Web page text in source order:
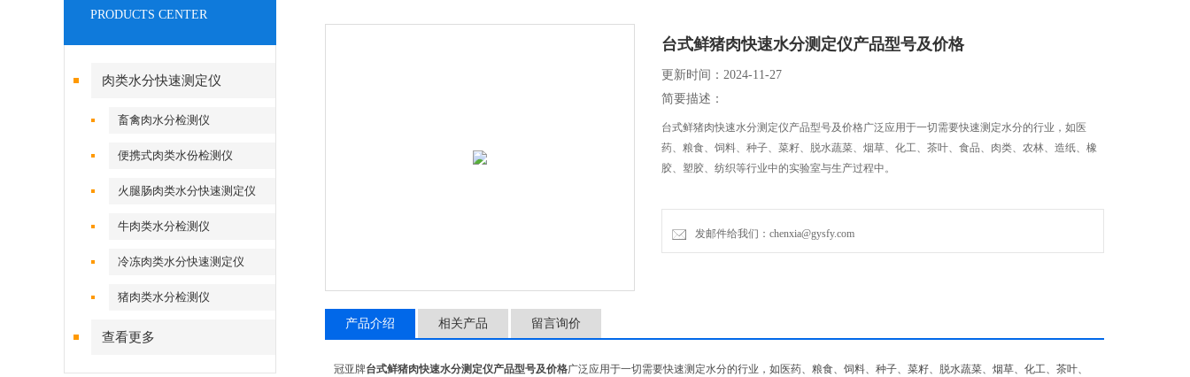
PRODUCTS CENTER
肉类水分快速测定仪
畜禽肉水分检测仪
便携式肉类水份检测仪
火腿肠肉类水分快速测定仪
牛肉类水分检测仪
冷冻肉类水分快速测定仪
猪肉类水分检测仪
查看更多
台式鲜猪肉快速水分测定仪产品型号及价格
更新时间：2024-11-27
简要描述：
台式鲜猪肉快速水分测定仪产品型号及价格广泛应用于一切需要快速测定水分的行业，如医
药、粮食、饲料、种子、菜籽、脱水蔬菜、烟草、化工、茶叶、食品、肉类、农林、造纸、橡
胶、塑胶、纺织等行业中的实验室与生产过程中。
发邮件给我们：chenxia@gysfy.com
产品介绍 相关产品 留言询价
冠亚牌台式鲜猪肉快速水分测定仪产品型号及价格广泛应用于一切需要快速测定水分的行业，如医药、粮食、饲料、种子、菜籽、脱水蔬菜、烟草、化工、茶叶、